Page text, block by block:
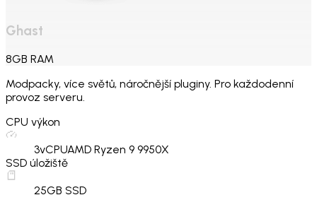
Ghast
8GB RAM
Modpacky, více světů, náročnější pluginy. Pro každodenní
provoz serveru.
CPU výkon
3vCPUAMD Ryzen 9 9950X
SSD úložiště
25GB SSD